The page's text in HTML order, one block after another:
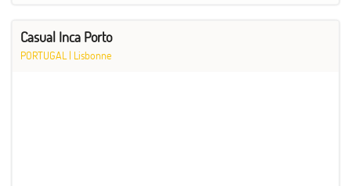
Casual Inca Porto
PORTUGAL | Lisbonne